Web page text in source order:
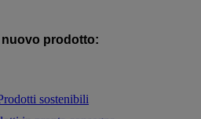
nuovo prodotto:
sostenibili